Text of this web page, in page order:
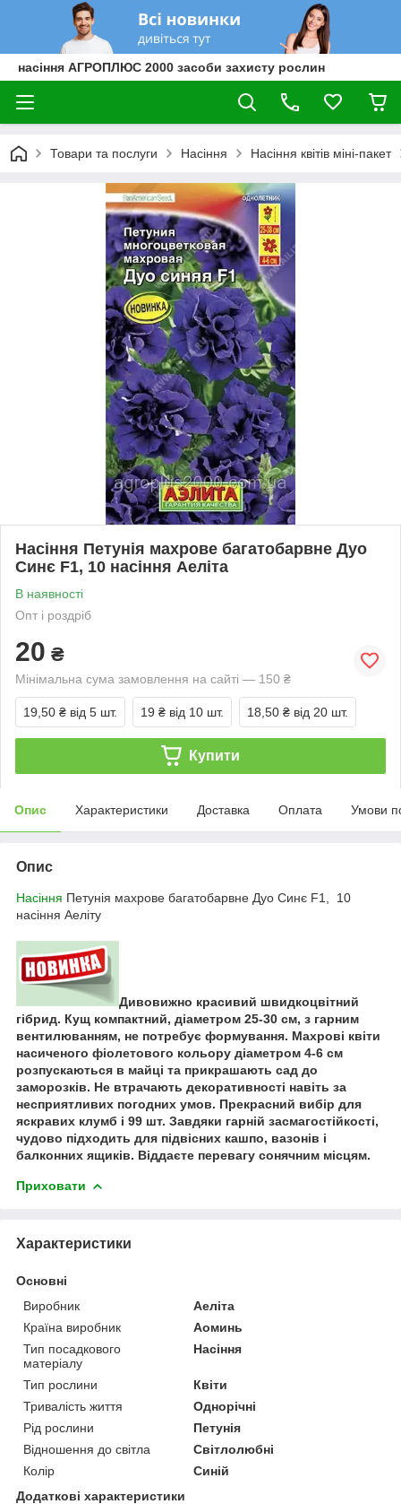
насіння АГРОПЛЮС 2000 засоби захисту рослин
Товари та послуги Насіння Насіння квітів міні-пакет
Насіння Петунія махрове багатобарвне Дуо
Синє F1, 10 насіння Аеліта
В наявності
Опт і роздріб
20 ₴
Мінімальна сума замовлення на сайті — 150 ₴
19,50 ₴ від 5 шт. 19 ₴ від 10 шт. 18,50 ₴ від 20 шт.
Купити
Опис Характеристики Доставка Оплата Умови
Опис
Насіння Петунія махрове багатобарвне Дуо Синє F1, 10
насіння Аеліту
Дивовижно красивий швидкоцвітний
гібрид. Кущ компактний, діаметром 25-30 см, з гарним
вентилюванням, не потребує формування. Махрові квіти
насиченого фіолетового кольору діаметром 4-6 см
розпускаються в майці та прикрашають сад до
заморозків. Не втрачають декоративності навіть за
несприятливих погодних умов. Прекрасний вибір для
яскравих клумб і 99 шт. Завдяки гарній засмагостійкості,
чудово підходить для підвісних кашпо, вазонів і
балконних ящиків. Віддаєте перевагу сонячним місцям.
Приховати
Характеристики
Основні
Виробник
Аеліта
Країна виробник
Аоминь
Тип посадкового
матеріалу
Насіння
Тип рослини
Квіти
Тривалість життя
Однорічні
Рід рослини
Петунія
Відношення до світла
Світлолюбні
Колір
Синій
Додаткові характеристики